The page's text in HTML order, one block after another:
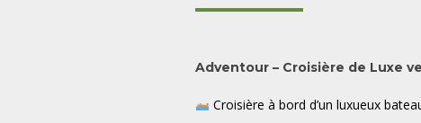
Adventour – Croisière de Luxe
Croisière à bord d’un luxueux